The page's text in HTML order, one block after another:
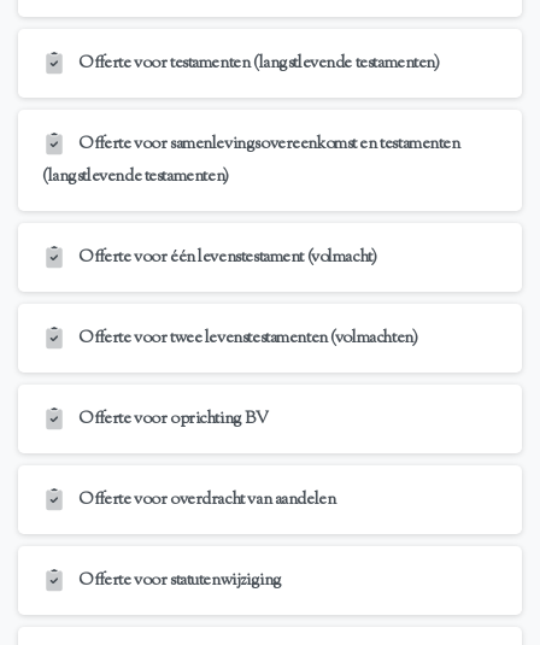
Offerte voor testamenten (langstlevende testamenten)
Offerte voor samenlevingsovereenkomst en testamenten
(langstlevende testamenten)
Offerte voor één levenstestament (volmacht)
Offerte voor twee levenstestamenten (volmachten)
Offerte voor oprichting BV
Offerte voor overdracht van aandelen
Offerte voor statutenwijziging